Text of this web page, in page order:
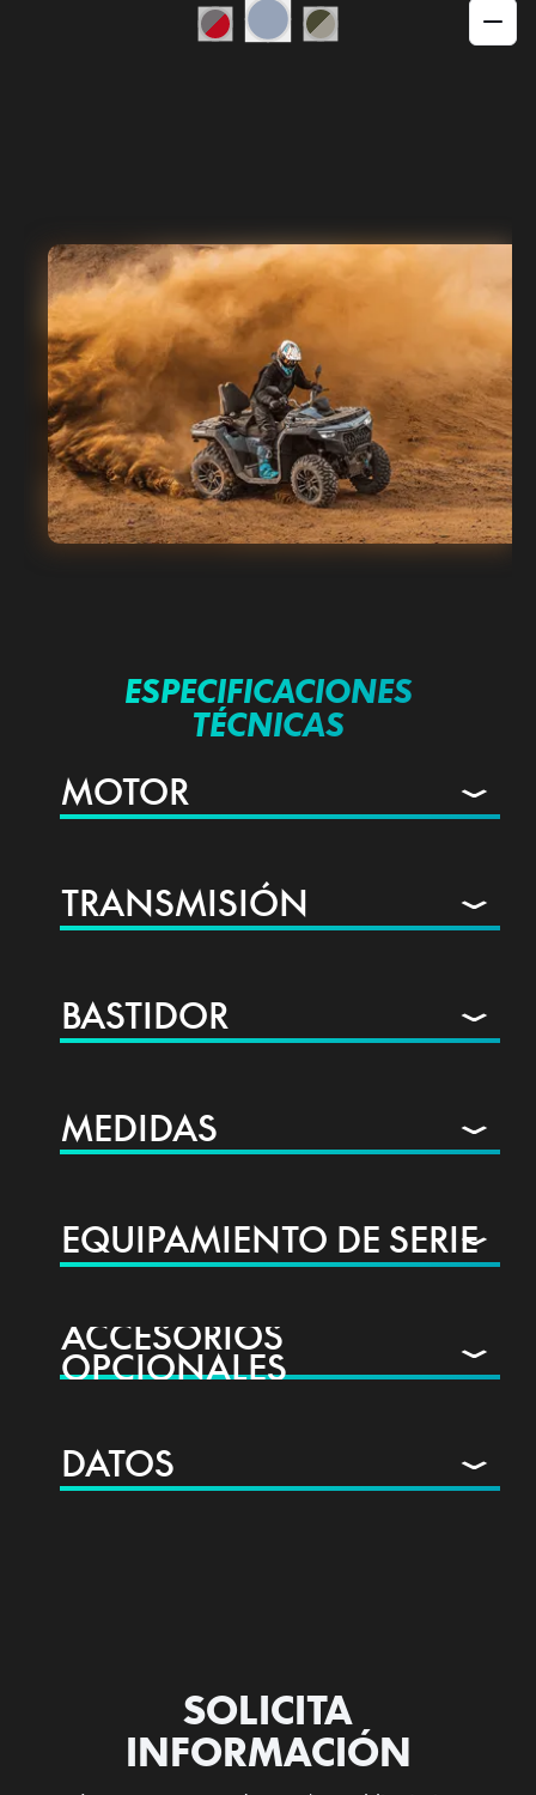
ESPECIFICACIONES
TÉCNICAS
MOTOR
TRANSMISIÓN
BASTIDOR
MEDIDAS
EQUIPAMIENTO DE SERIE
ACCESORIOS
OPCIONALES
DATOS
SOLICITA
INFORMACIÓN